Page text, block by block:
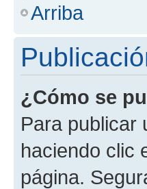
Arriba
¿Cómo se
Para publicar
haciendo clic
página.